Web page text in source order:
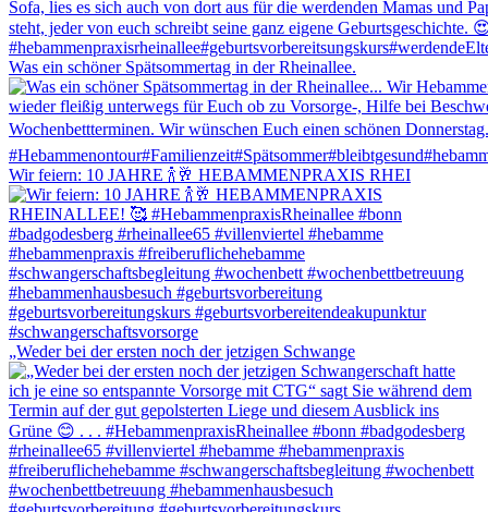
Was ein schöner Spätsommertag in der Rheinallee.
Wir feiern: 10 JAHRE 🍾🥂 HEBAMMENPRAXIS RHEI
„Weder bei der ersten noch der jetzigen Schwange